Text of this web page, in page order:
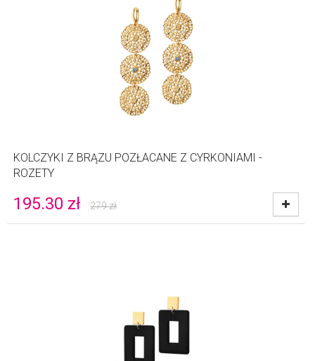
KOLCZYKI Z BRĄZU POZŁACANE Z CYRKONIAMI -
ROZETY
195.30 zł 279zł